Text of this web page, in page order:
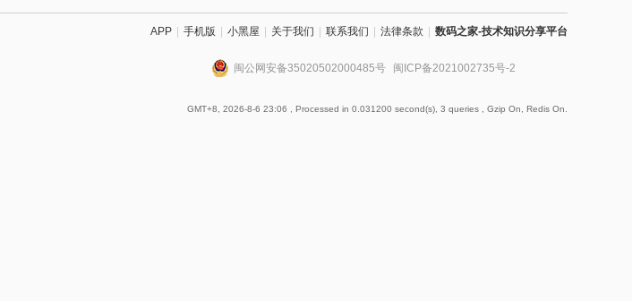
APP 手机版 小黑屋 关于我们 联系我们 法律条款 数码之家-技术知识分享平台
闽公网安备35020502000485号 闽ICP备2021002735号-2
GMT+8, 2026-8-6 23:06 , Processed in 0.031200 second(s), 3 queries , Gzip On, Redis On.